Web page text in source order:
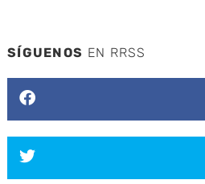
SÍGUENOS EN RRSS